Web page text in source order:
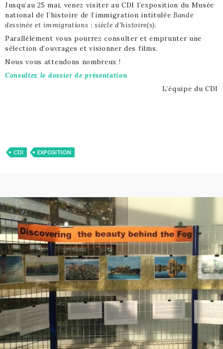
Jusqu’au 25 mai, venez visiter au CDI l’exposition du Musée
national de l’histoire de l’immigration intitulée Bande
dessinée et immigrations : siècle d’histoire(s).
Parallèlement vous pourrez consulter et emprunter une
sélection d’ouvrages et visionner des films.
Nous vous attendons nombreux !
Consultez le dossier de présentation
L’équipe du CDI
CDI EXPOSITION